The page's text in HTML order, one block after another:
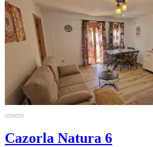
Cazorla Natura 6